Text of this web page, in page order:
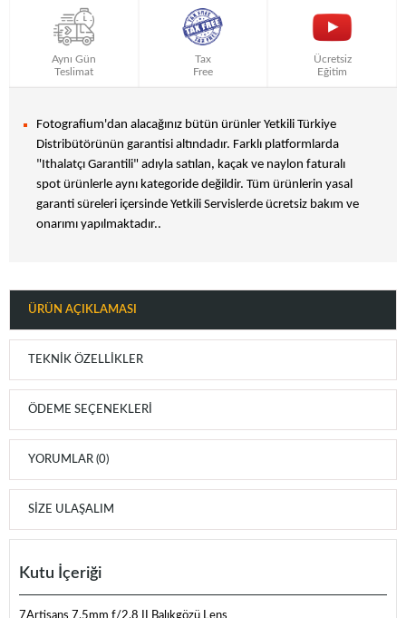
Aynı Gün
Teslimat
Tax
Free
Ücretsiz
Eğitim
Fotografium'dan alacağınız bütün ürünler Yetkili Türkiye
Distribütörünün garantisi altındadır. Farklı platformlarda
"Ithalatçı Garantili" adıyla satılan, kaçak ve naylon faturalı
spot ürünlerle aynı kategoride değildir. Tüm ürünlerin yasal
garanti süreleri içersinde Yetkili Servislerde ücretsiz bakım ve
onarımı yapılmaktadır..
ÜRÜN AÇIKLAMASI
TEKNIK ÖZELLIKLER
ÖDEME SEÇENEKLERI
YORUMLAR (0)
SIZE ULAŞALIM
Kutu İçeriği